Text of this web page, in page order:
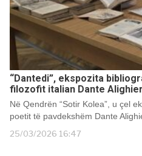
“Dantedi”, ekspozita
filozofit italian Dante
Në Qendrën “Sotir Kolea”, u çel
poetit të pavdekshëm Dante
25/03/2026 16:47